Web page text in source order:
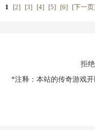
1 [2] [3] [4] [5] [6] [下一
拒
*注释：本站的传奇游戏